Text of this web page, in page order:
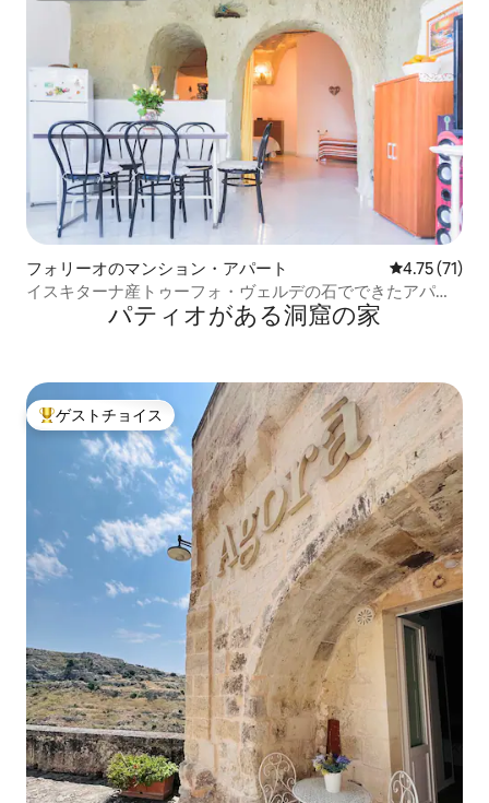
フォリーオのマンション・アパート レビュー71
4.75 (71)
イスキターナ産トゥーフォ・ヴェルデの石でできたアパー
トメント、フォリオパティオがある洞窟の家
大好評のゲストチョイスです。
ゲストチョイス